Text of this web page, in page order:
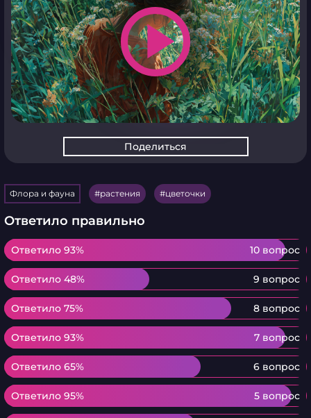
play_arrow
Поделиться
Флора и фауна растения цветочки
Ответило правильно
Ответило 93% 10 вопрос
Ответило 93%
Ответило 48% 9 вопрос
Ответило 48%
Ответило 75% 8 вопрос
Ответило 75%
Ответило 93% 7 вопрос
Ответило 93%
Ответило 65% 6 вопрос
Ответило 65%
Ответило 95% 5 вопрос
Ответило 95%